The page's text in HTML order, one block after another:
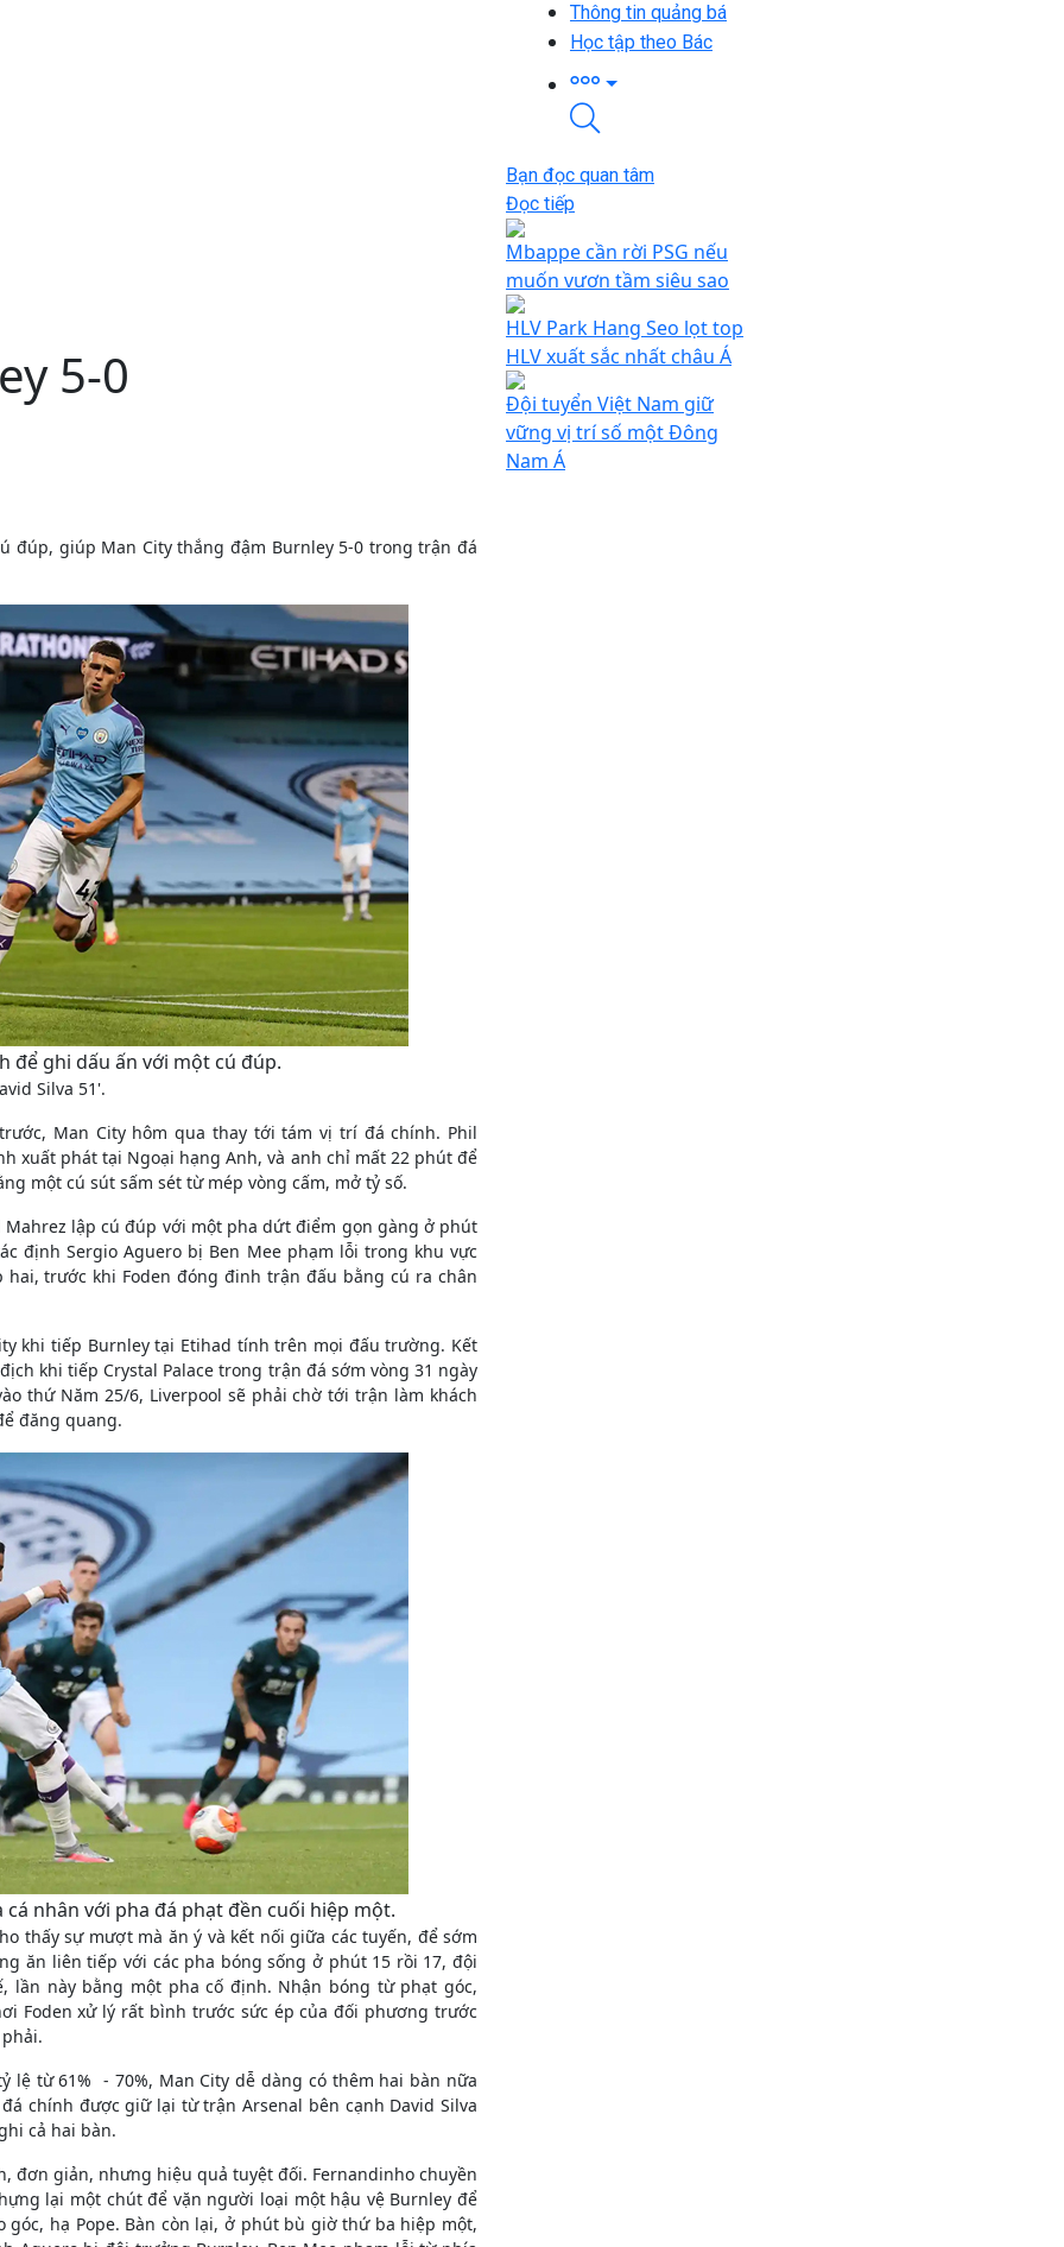
Thông tin quảng bá
Học tập theo Bác
5-0
đúp, giúp Man City thắng đậm Burnley 5-0 trong trận đá
để ghi dấu ấn với một cú đúp.
Silva 51'.
Man City hôm qua thay tới tám vị trí đá chính. Phil
xuất phát tại Ngoại hạng Anh, và anh chỉ mất 22 phút để
một cú sút sấm sét từ mép vòng cấm, mở tỷ số.
Mahrez lập cú đúp với một pha dứt điểm gọn gàng ở phút
định Sergio Aguero bị Ben Mee phạm lỗi trong khu vực
hai, trước khi Foden đóng đinh trận đấu bằng cú ra chân
khi tiếp Burnley tại Etihad tính trên mọi đấu trường. Kết
khi tiếp Crystal Palace trong trận đá sớm vòng 31 ngày
thứ Năm 25/6, Liverpool sẽ phải chờ tới trận làm khách
đăng quang.
nhân với pha đá phạt đền cuối hiệp một.
thấy sự mượt mà ăn ý và kết nối giữa các tuyến, để sớm
ăn liên tiếp với các pha bóng sống ở phút 15 rồi 17, đội
lần này bằng một pha cố định. Nhận bóng từ phạt góc,
Foden xử lý rất bình trước sức ép của đối phương trước
từ 61% - 70%, Man City dễ dàng có thêm hai bàn nữa
chính được giữ lại từ trận Arsenal bên cạnh David Silva
cả hai bàn.
đơn giản, nhưng hiệu quả tuyệt đối. Fernandinho chuyền
lại một chút để vặn người loại một hậu vệ Burnley để
hạ Pope. Bàn còn lại, ở phút bù giờ thứ ba hiệp một,
Bạn đọc quan tâm
Đọc tiếp
Mbappe cần rời PSG nếu
muốn vươn tầm siêu sao
HLV Park Hang Seo lọt top
HLV xuất sắc nhất châu Á
Đội tuyển Việt Nam giữ
vững vị trí số một Đông
Nam Á